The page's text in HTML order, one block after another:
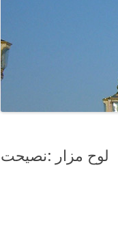
لوح مزار :نصیحت